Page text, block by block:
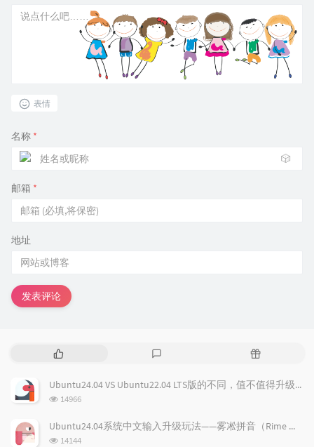
表情
名称 *
🎲
邮箱 *
地址
发表评论
热
章
评
随
文
章
Ubuntu24.04 VS Ubuntu22.04 LTS版的不同，值不值得升级？
浏
次
14966
Ubuntu24.04系统中文输入升级玩法——雾凇拼音（Rime 配置）
浏
14144